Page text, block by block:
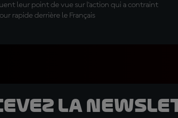
leur point de vue sur l'action qui a contraint
rapide derrière le Français
la